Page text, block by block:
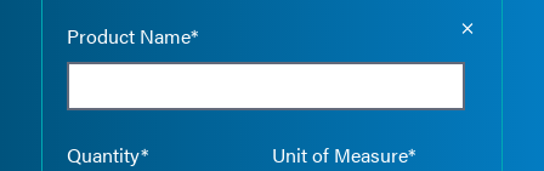
Product Name*
Quantity* Unit of Measure*